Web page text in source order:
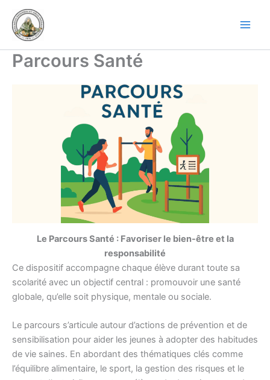
contenu
Parcours Santé
Le Parcours Santé : Favoriser le bien-être et la
responsabilité
Ce dispositif accompagne chaque élève durant toute sa
scolarité avec un objectif central : promouvoir une santé
globale, qu’elle soit physique, mentale ou sociale.
Le parcours s’articule autour d’actions de prévention et de
sensibilisation pour aider les jeunes à adopter des habitudes
de vie saines. En abordant des thématiques clés comme
l’équilibre alimentaire, le sport, la gestion des risques et le